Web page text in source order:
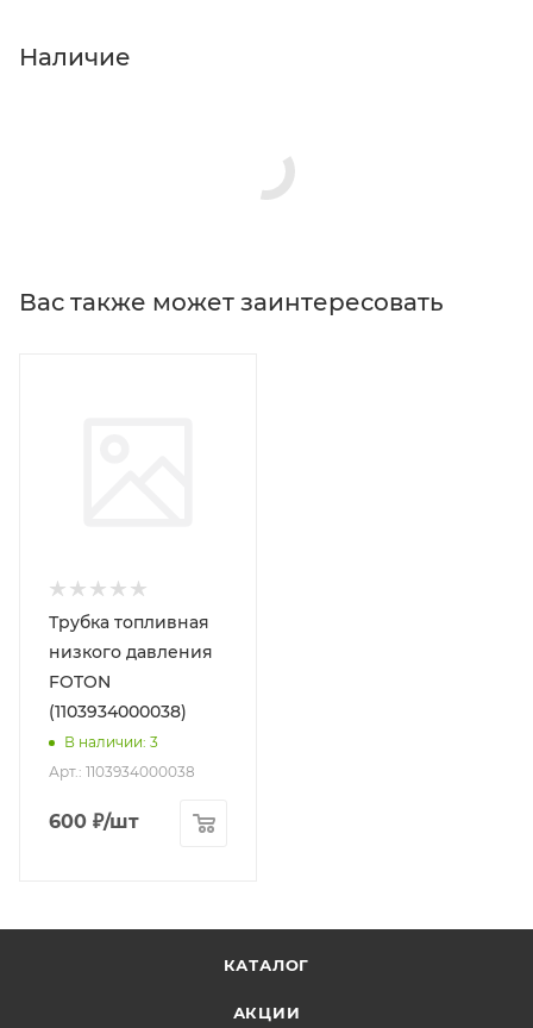
Наличие
Вас также может заинтересовать
Трубка топливная
низкого давления
FOTON
(1103934000038)
В наличии: 3
Арт.: 1103934000038
600 ₽/шт
КАТАЛОГ
АКЦИИ